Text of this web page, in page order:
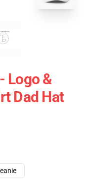
Logo &
Dad Hat